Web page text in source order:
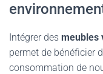
Intégrer des meubles
permet de bénéficier
consommation de